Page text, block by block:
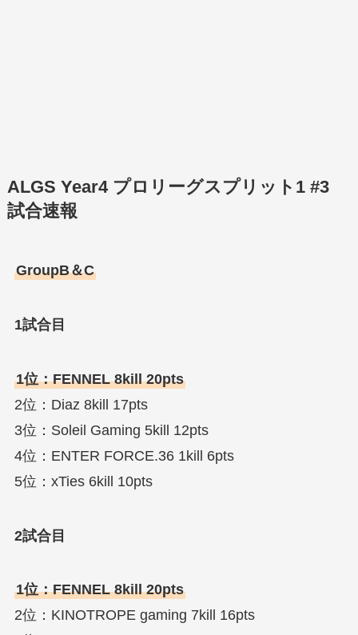
ALGS Year4 プロリーグスプリット1 #3
試合速報
GroupB＆C
1試合目
1位：FENNEL 8kill 20pts
2位：Diaz 8kill 17pts
3位：Soleil Gaming 5kill 12pts
4位：ENTER FORCE.36 1kill 6pts
5位：xTies 6kill 10pts
2試合目
1位：FENNEL 8kill 20pts
2位：KINOTROPE gaming 7kill 16pts